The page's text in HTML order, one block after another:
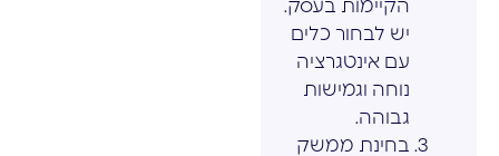
הקיימות בעסק.
יש לבחור כלים
עם אינטגרציה
נוחה וגמישות
גבוהה.
בחינת ממשק